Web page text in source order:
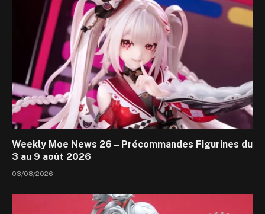
Weekly Moe News 26 – Précommandes Figurines du
3 au 9 août 2026
03/08/2026